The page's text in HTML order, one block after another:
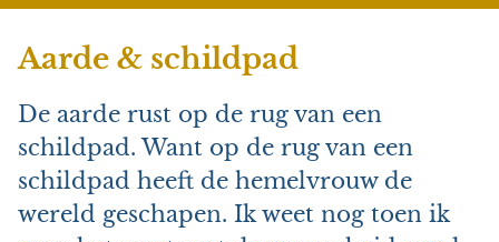
Aarde & schildpad
De aarde rust op de rug van een
schildpad. Want op de rug van een
schildpad heeft de hemelvrouw de
wereld geschapen. Ik weet nog toen ik